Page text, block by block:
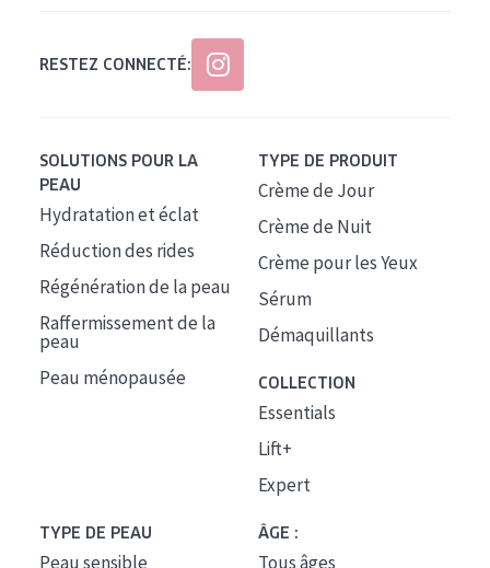
RESTEZ CONNECTÉ:
SOLUTIONS POUR LA
PEAU
Hydratation et éclat
Réduction des rides
Régénération de la peau
Raffermissement de la
peau
Peau ménopausée
TYPE DE PRODUIT
Crème de Jour
Crème de Nuit
Crème pour les Yeux
Sérum
Démaquillants
COLLECTION
Essentials
Lift+
Expert
TYPE DE PEAU
Peau sensible
ÂGE :
Tous âges